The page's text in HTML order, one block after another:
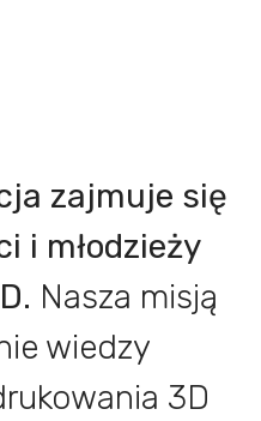
zajmuje się
i młodzieży
Nasza misją
wiedzy
3D